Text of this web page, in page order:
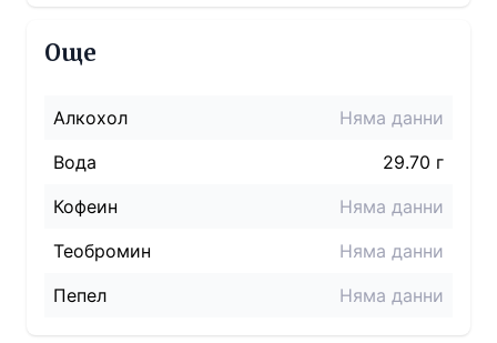
Още
Алкохол
Няма данни
Вода
29.70 г
Кофеин
Няма данни
Теобромин
Няма данни
Пепел
Няма данни